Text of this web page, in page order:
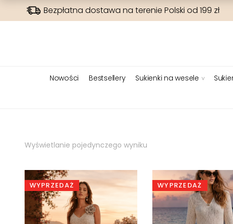
Bezpłatna dostawa na terenie Polski od 199 zł
Nowości Bestsellery Sukienki na wesele
Wyświetlanie pojedynczego wyniku
WYPRZEDAŻ WYPRZEDAŻ